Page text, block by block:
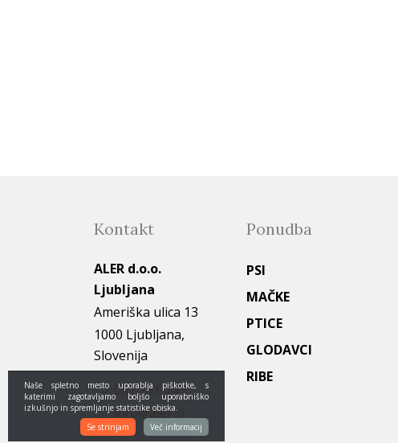
Kontakt
ALER d.o.o.
Ljubljana
Ameriška ulica 13
1000 Ljubljana,
Slovenija
051 261 049
info@aler.si
Ponudba
PSI
MAČKE
PTICE
GLODAVCI
RIBE
Naše spletno mesto uporablja piškotke, s
katerimi zagotavljamo boljšo uporabniško
izkušnjo in spremljanje statistike obiska.
Se strinjam
Več informacij